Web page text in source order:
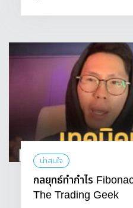
น่าสนใจ
กลยุทธ์ทำกำไร
The Trading Geek